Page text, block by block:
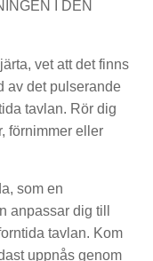
I DEN
vet att det finns
av det pulserande
tavlan. Rör dig
förnimmer eller
som en
anpassar dig till
tavlan. Kom
uppnås genom